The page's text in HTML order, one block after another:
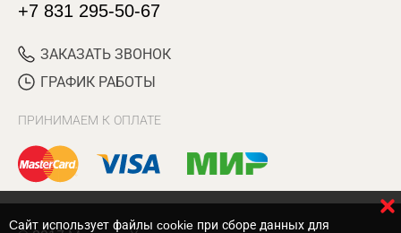
+7 831 295-50-67
ЗАКАЗАТЬ ЗВОНОК
ГРАФИК РАБОТЫ
ПРИНИМАЕМ К ОПЛАТЕ
Cайт использует файлы cookie при сборе данных для